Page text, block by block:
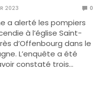
2023 0
a alerté les pompiers
à l’église Saint-
d’Offenbourg dans le
L’enquête a été
constaté trois…